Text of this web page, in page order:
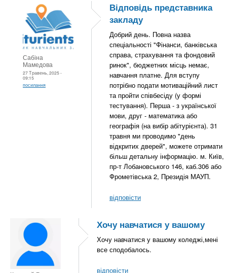
Сабіна
Мамедова
27 Травень, 2025 -
09:15
посилання
Відповідь представника
закладу
Добрий день. Повна назва
спеціальності "Фінанси, банківська
справа, страхування та фондовий
ринок", бюджетних місць немає,
навчання платне. Для вступу
потрібно подати мотиваційний лист
та пройти співбесіду (у формі
тестування). Перша - з української
мови, друг - математика або
географія (на вибір абітурієнта). 31
травня ми проводимо "день
відкритих дверей", можете отримати
більш детальну інформацію. м. Київ,
пр-т Лобановського 146, каб.306 або
Фрометівська 2, Президія МАУП.
відповісти
Хочу навчатися у вашому
Хочу навчатися у вашому коледжі,мені
все сподобалось.
відповісти